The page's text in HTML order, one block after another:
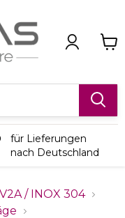
für Lieferungen
nach Deutschland
/ INOX 304